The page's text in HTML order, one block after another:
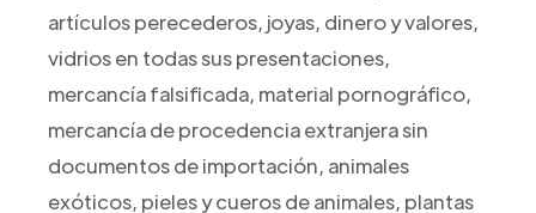
artículos perecederos, joyas, dinero y valores,
vidrios en todas sus presentaciones,
mercancía falsificada, material pornográfico,
mercancía de procedencia extranjera sin
documentos de importación, animales
exóticos, pieles y cueros de animales, plantas